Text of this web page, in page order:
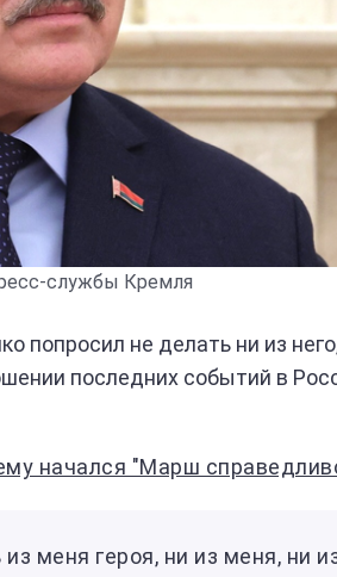
службы Кремля
попросил не делать ни из
последних событий в
"Марш справедливости" и
меня героя, ни из меня, ни